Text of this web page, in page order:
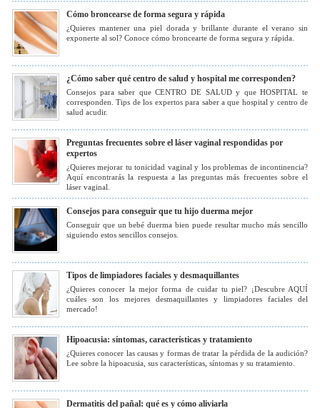
Cómo broncearse de forma segura y rápida
¿Quieres mantener una piel dorada y brillante durante el verano sin
exponerte al sol? Conoce cómo broncearte de forma segura y rápida.
¿Cómo saber qué centro de salud y hospital me corresponden?
Consejos para saber que CENTRO DE SALUD y que HOSPITAL te
corresponden. Tips de los expertos para saber a que hospital y centro de
salud acudir.
Preguntas frecuentes sobre el láser vaginal respondidas por
expertos
¿Quieres mejorar tu tonicidad vaginal y los problemas de incontinencia?
Aquí encontrarás la respuesta a las preguntas más frecuentes sobre el
láser vaginal.
Consejos para conseguir que tu hijo duerma mejor
Conseguir que un bebé duerma bien puede resultar mucho más sencillo
siguiendo estos sencillos consejos.
Tipos de limpiadores faciales y desmaquillantes
¿Quieres conocer la mejor forma de cuidar tu piel? ¡Descubre AQUÍ
cuáles son los mejores desmaquillantes y limpiadores faciales del
mercado!
Hipoacusia: síntomas, características y tratamiento
¿Quieres conocer las causas y formas de tratar la pérdida de la audición?
Lee sobre la hipoacusia, sus características, síntomas y su tratamiento.
Dermatitis del pañal: qué es y cómo aliviarla